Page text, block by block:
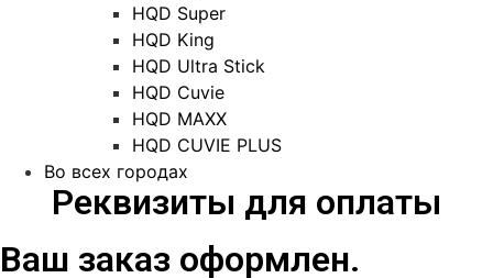
HQD Super
HQD King
HQD Ultra Stick
HQD Cuvie
HQD MAXX
HQD CUVIE PLUS
Во всех городах
Реквизиты для оплаты
Ваш заказ оформлен.